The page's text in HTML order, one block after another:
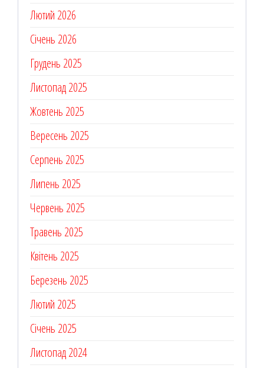
Лютий 2026
Січень 2026
Грудень 2025
Листопад 2025
Жовтень 2025
Вересень 2025
Серпень 2025
Липень 2025
Червень 2025
Травень 2025
Квітень 2025
Березень 2025
Лютий 2025
Січень 2025
Листопад 2024